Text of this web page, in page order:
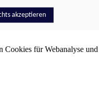
für Webanalyse und
akzeptieren